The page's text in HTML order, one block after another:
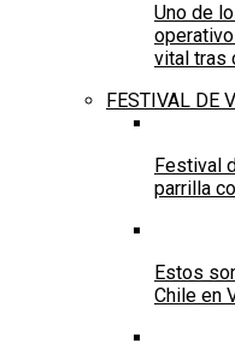
Uno de
vital tras
FESTIVAL DE
Festival
parrilla
Estos
Chile en